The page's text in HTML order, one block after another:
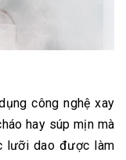
công nghệ xay
hay súp mịn mà
lưỡi dao được làm